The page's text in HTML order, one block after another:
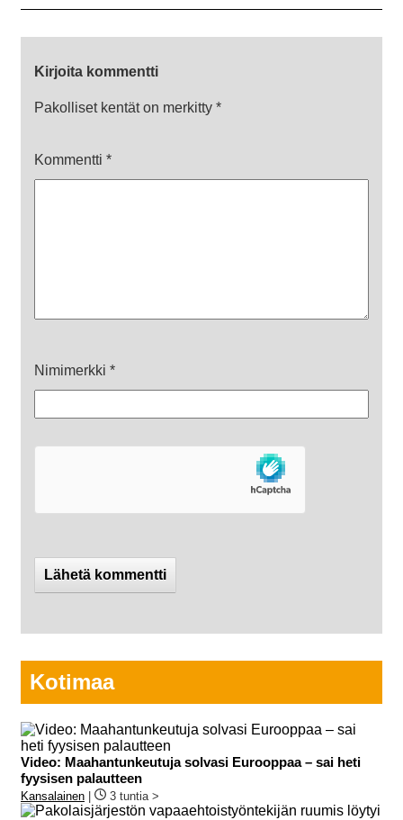
Kirjoita kommentti
Pakolliset kentät on merkitty *
Kommentti *
Nimimerkki *
Kotimaa
Video: Maahantunkeutuja solvasi Eurooppaa – sai heti
fyysisen palautteen
Kansalainen 3 tuntia >